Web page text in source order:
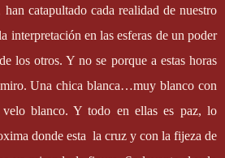
catapultado cada realidad de nuestro
interpretación en las esferas de un poder
los otros. Y no se porque a estas horas
Una chica blanca…muy blanco con
blanco. Y todo en ellas es paz, lo
donde esta la cruz y con la fijeza de